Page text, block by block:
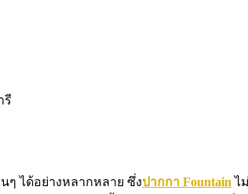
รี
ๆ ได้อย่างหลากหลาย ซึ่งปากกา Fountain ไ